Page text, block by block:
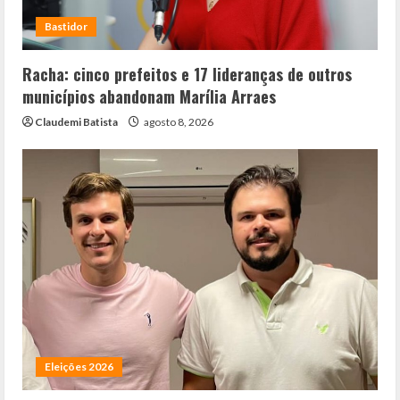
Bastidor
Racha: cinco prefeitos e 17 lideranças de outros
municípios abandonam Marília Arraes
Claudemi Batista agosto 8, 2026
Eleições 2026